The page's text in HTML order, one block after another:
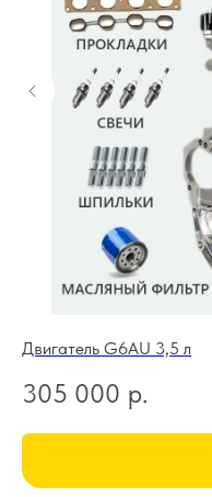
Двигатель G6AU 3,5 л
305 000 р.